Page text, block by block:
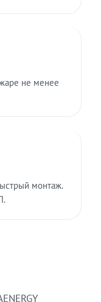
не менее
монтаж.